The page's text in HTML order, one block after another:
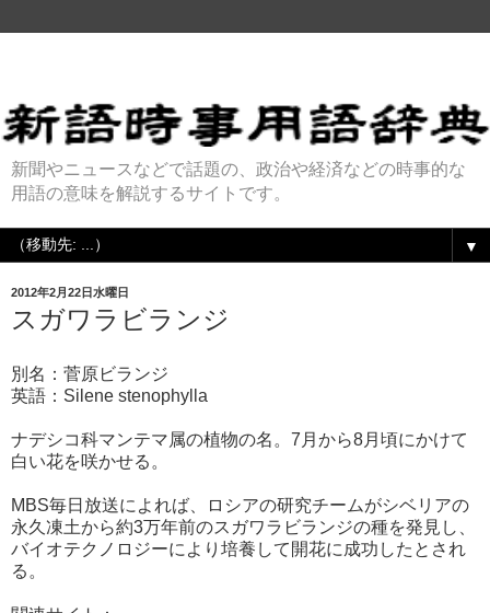
新聞やニュースなどで話題の、政治や経済などの時事的な
用語の意味を解説するサイトです。
▼
2012年2月22日水曜日
スガワラビランジ
別名：菅原ビランジ
英語：Silene stenophylla
ナデシコ科マンテマ属の植物の名。7月から8月頃にかけて
白い花を咲かせる。
MBS毎日放送によれば、ロシアの研究チームがシベリアの
永久凍土から約3万年前のスガワラビランジの種を発見し、
バイオテクノロジーにより培養して開花に成功したとされ
る。